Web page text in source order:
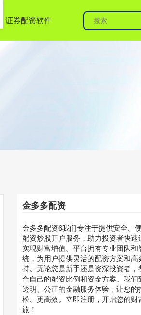
证券配资软件
金多多配资
金多多配资6我们专注于提供安全、
配资炒股开户服务，助力投资者快速
实现财富增值。平台拥有专业团队和
统，为用户提供灵活的配资方案和高
持。无论您是新手还是资深投资者，
合自己的配资比例和资金方案。我们
透明、公正的金融服务体验，让您的
松、更高效。立即注册，开启您的财
旅！